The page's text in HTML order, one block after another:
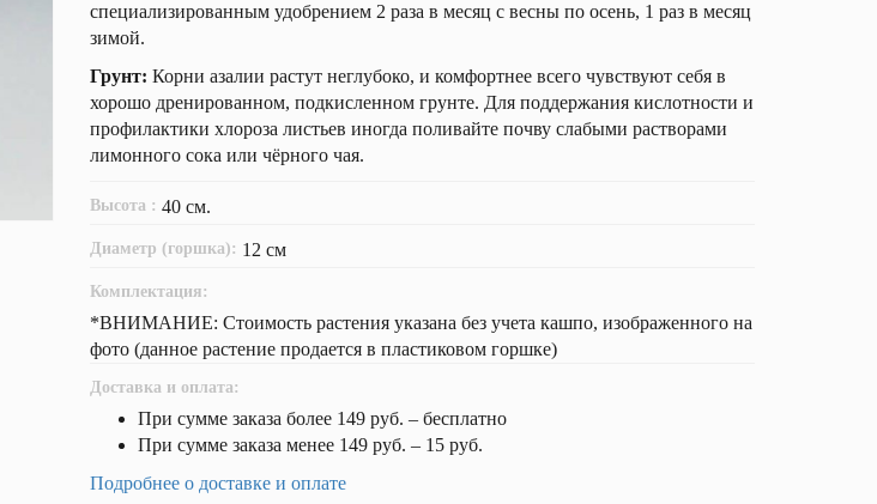
специализированным удобрением 2 раза в месяц с весны по осень, 1 раз в месяц
зимой.
Грунт: Корни азалии растут неглубоко, и комфортнее всего чувствуют себя в
хорошо дренированном, подкисленном грунте. Для поддержания кислотности и
профилактики хлороза листьев иногда поливайте почву слабыми растворами
лимонного сока или чёрного чая.
Высота : 40 см.
Диаметр (горшка): 12 см
Комплектация:
*ВНИМАНИЕ: Стоимость растения указана без учета кашпо, изображенного на
фото (данное растение продается в пластиковом горшке)
Доставка и оплата:
При сумме заказа более 149 руб. – бесплатно
При сумме заказа менее 149 руб. – 15 руб.
Подробнее о доставке и оплате